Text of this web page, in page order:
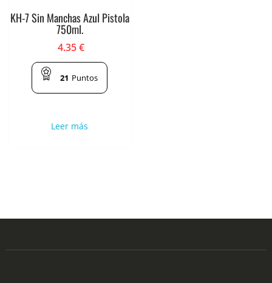
KH-7 Sin Manchas Azul Pistola
750ml.
4.35€
21 Puntos
Leer más